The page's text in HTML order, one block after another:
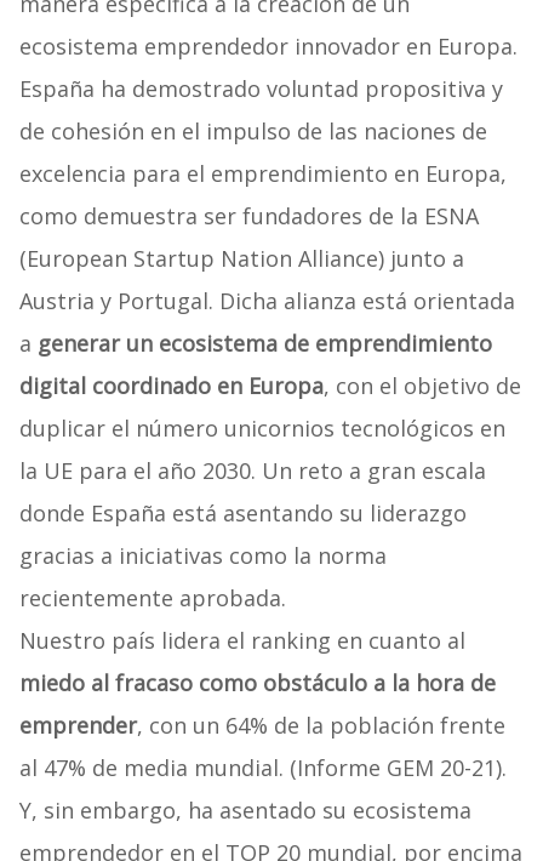
ecosistema emprendedor innovador en Europa.
España ha demostrado voluntad propositiva y
de cohesión en el impulso de las naciones de
excelencia para el emprendimiento en Europa,
como demuestra ser fundadores de la ESNA
(European Startup Nation Alliance) junto a
Austria y Portugal. Dicha alianza está orientada
a generar un ecosistema de emprendimiento
digital coordinado en Europa, con el objetivo de
duplicar el número unicornios tecnológicos en
la UE para el año 2030. Un reto a gran escala
donde España está asentando su liderazgo
gracias a iniciativas como la norma
recientemente aprobada.
Nuestro país lidera el ranking en cuanto al
miedo al fracaso como obstáculo a la hora de
emprender, con un 64% de la población frente
al 47% de media mundial. (Informe GEM 20-21).
Y, sin embargo, ha asentado su ecosistema
emprendedor en el TOP 20 mundial, por encima